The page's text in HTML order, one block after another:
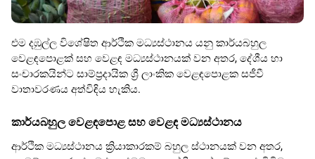
එම දඹුල්ල විශේෂිත ආර්ථික මධ්‍යස්ථානය යනු කාර්යබහුල
වෙළඳපොළක් සහ වෙළඳ මධ්‍යස්ථානයක් වන අතර, දේශීය හා
සංචාරකයින්ට සාම්ප්‍රදායික ශ්‍රී ලාංකික වෙළඳපොළක සජීවී
වාතාවරණය අත්විඳිය හැකිය.
කාර්යබහුල වෙළඳපොළ සහ වෙළඳ මධ්‍යස්ථානය
ආර්ථික මධ්‍යස්ථානය ක්‍රියාකාරකම් බහුල ස්ථානයක් වන අතර,